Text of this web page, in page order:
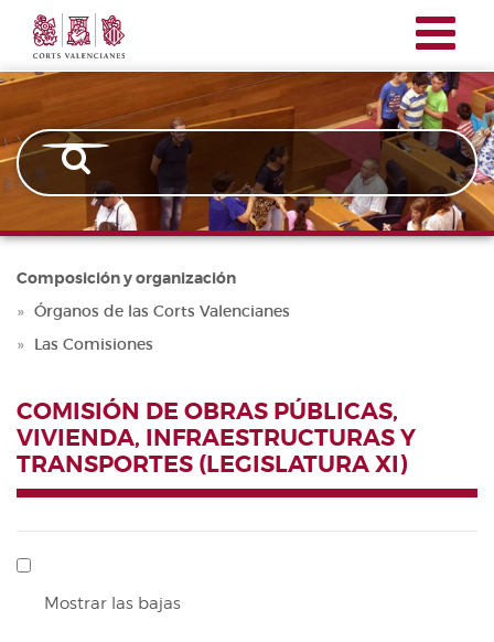
Pasar
contenido
principal
Corts
Valencianes
Composición y organización
Órganos de las Corts Valencianes
Las Comisiones
COMISIÓN DE OBRAS PÚBLICAS,
VIVIENDA, INFRAESTRUCTURAS Y
TRANSPORTES (LEGISLATURA XI)
Mostrar las bajas